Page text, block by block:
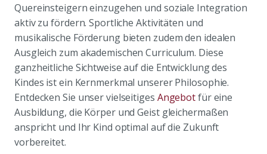
Quereinsteigern einzugehen und soziale Integration
aktiv zu fördern. Sportliche Aktivitäten und
musikalische Förderung bieten zudem den idealen
Ausgleich zum akademischen Curriculum. Diese
ganzheitliche Sichtweise auf die Entwicklung des
Kindes ist ein Kernmerkmal unserer Philosophie.
Entdecken Sie unser vielseitiges Angebotfür eine
Ausbildung, die Körper und Geist gleichermaßen
anspricht und Ihr Kind optimal auf die Zukunft
vorbereitet.